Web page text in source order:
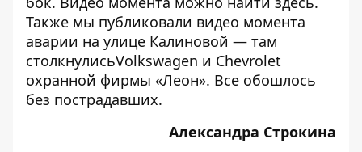
Также мы публиковали видео момента
аварии на улице Калиновой — там
столкнулисьVolkswagen и Chevrolet
охранной фирмы «Леон». Все обошлось
без пострадавших.
Александра Строкина